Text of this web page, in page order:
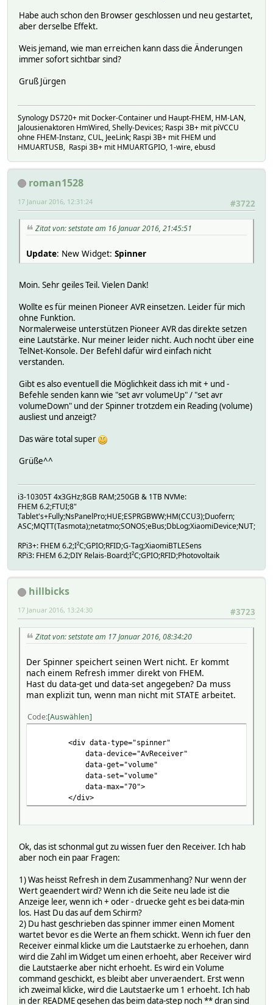
Habe auch schon den Browser geschlossen und neu gestartet,
aber derselbe Effekt.
Weis jemand, wie man erreichen kann dass die Änderungen
immer sofort sichtbar sind?
Gruß Jürgen
Synology DS720+ mit Docker-Container und Haupt-FHEM, HM-LAN,
Jalousienaktoren HmWired, Shelly-Devices; Raspi 3B+ mit piVCCU
ohne FHEM-Instanz, CUL, JeeLink; Raspi 3B+ mit FHEM und
HMUARTUSB, Raspi 3B+ mit HMUARTGPIO, 1-wire, ebusd
roman1528
#3722
17 Januar 2016, 12:31:24
Zitat von: setstate am 16 Januar 2016, 21:45:51
Update: New Widget: Spinner
Moin. Sehr geiles Teil. Vielen Dank!
Wollte es für meinen Pioneer AVR einsetzen. Leider für mich
ohne Funktion.
Normalerweise unterstützen Pioneer AVR das direkte setzen
eine Lautstärke. Nur meiner leider nicht. Auch nocht über eine
TelNet-Konsole. Der Befehl dafür wird einfach nicht
verstanden.
Gibt es also eventuell die Möglichkeit dass ich mit + und -
Befehle senden kann wie "set avr volumeUp" / "set avr
volumeDown" und der Spinner trotzdem ein Reading (volume)
ausliest und anzeigt?
Das wäre total super
Grüße^^
i3-10305T 4x3GHz;8GB RAM;250GB & 1TB NVMe:
FHEM 6.2;FTUI;8"
Tablet's+Fully;NsPanelPro;HUE;ESPRGBWW;HM(CCU3);Duofern;
RPi3+: FHEM 6.2;I²C;GPIO;RFID;G-Tag;XiaomiBTLESens
RPi3: FHEM 6.2;DIY Relais-Board;I²C;GPIO;RFID;Photovoltaik
hillbicks
#3723
17 Januar 2016, 13:24:30
Zitat von: setstate am 17 Januar 2016, 08:34:20
Der Spinner speichert seinen Wert nicht. Er kommt
nach einem Refresh immer direkt von FHEM.
Hast du data-get und data-set angegeben? Da muss
man explizit tun, wenn man nicht mit STATE arbeitet.
Code Auswählen
<div data-type="spinner"
data-device="AvReceiver"
data-get="volume"
data-set="volume"
data-max="70">
</div>
Ok, das ist schonmal gut zu wissen fuer den Receiver. Ich hab
aber noch ein paar Fragen:
1) Was heisst Refresh in dem Zusammenhang? Nur wenn der
Wert geaendert wird? Wenn ich die Seite neu lade ist die
Anzeige leer, wenn ich + oder - druecke geht es bei data-min
los. Hast Du das auf dem Schirm?
2) Du hast geschrieben das spinner immer einen Moment
wartet bevor es die Werte an fhem schickt. Wenn ich fuer den
Receiver einmal klicke um die Lautstaerke zu erhoehen, dann
wird die Zahl im Widget um einen erhoeht, aber Receiver wird
die Lautstaerke aber nicht erhoeht. Es wird ein Volume
command geschickt, es bleibt aber unveraendert. Erst wenn
ich zweimal klicke, wird die Lautstaerke um 1 erhoeht. Ich hab
in der README gesehen das beim data-step noch ** dran sind